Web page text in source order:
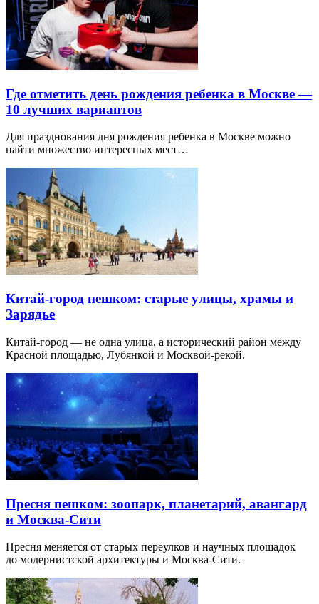
Где отметить день рождения ребенка в Москве —
10 лучших вариантов
Для празднования дня рождения ребенка в Москве можно
найти множество интересных мест…
Китай-город пешком: старые улицы, храмы и
Зарядье
Китай-город — не одна улица, а исторический район между
Красной площадью, Лубянкой и Москвой-рекой.
Пресня пешком: зоопарк, планетарий, авангард
и Москва-Сити
Пресня меняется от старых переулков и научных площадок
до модернистской архитектуры и Москва-Сити.